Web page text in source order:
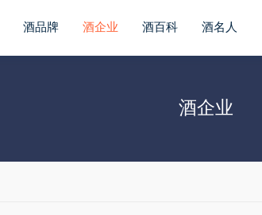
酒品牌 酒企业 酒百科 酒名人
酒企业